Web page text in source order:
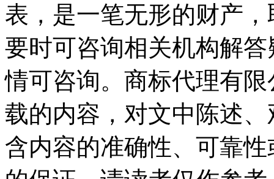
表，是一笔无形的财产
要时可咨询相关机构解
情可咨询。商标代理有
载的内容，对文中陈述
含内容的准确性、可靠